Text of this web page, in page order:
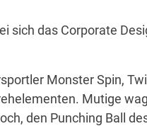
sich das Corporate
Monster Spin,
Mutige
den Punching Ball